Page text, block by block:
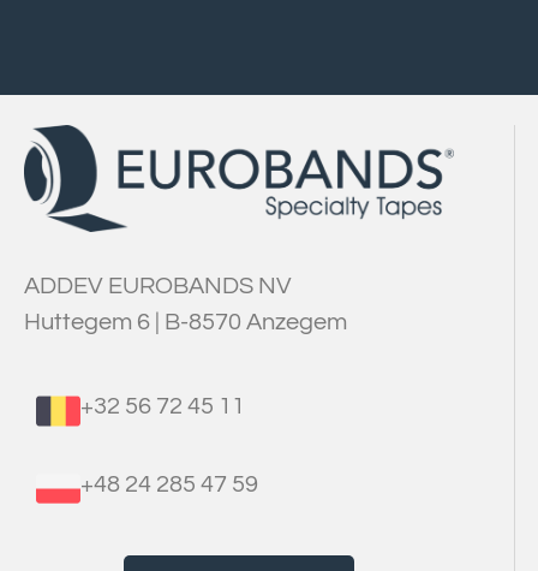
ADDEV EUROBANDS NV
Huttegem 6 | B-8570 Anzegem
+32 56 72 45 11
+48 24 285 47 59